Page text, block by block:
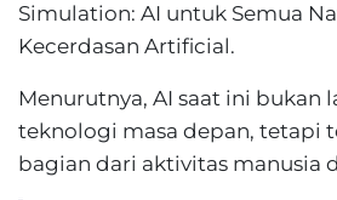
Simulation: AI untuk Semua
Kecerdasan Artificial.
Menurutnya, AI saat ini bukan
teknologi masa depan, tetapi
bagian dari aktivitas manusia